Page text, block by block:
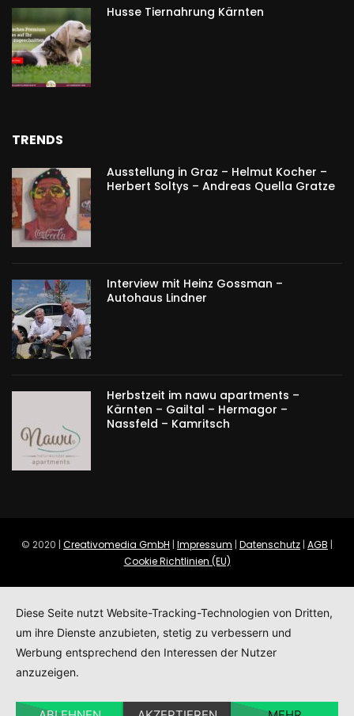
Husse Tiernahrung Kärnten
TRENDS
Ausstellung in Graz – Helmut Kocher –
Herbert Soltys – Andreas Quella Gratze
Interview mit Heinz Gossman –
Autohaus Lindner
Herbstzeit im nawu apartments –
Kärnten – Gailtal – Hermagor –
Nassfeld – Kamritsch
© 2020 | Creativomedia GmbH | Impressum | Datenschutz | AGB |
Cookie Richtlinien (EU)
Diese Seite nutzt Website-Tracking-Technologien von Dritten,
um ihre Dienste anzubieten, stetig zu verbessern und
Werbung entsprechend den Interessen der Nutzer
anzuzeigen.